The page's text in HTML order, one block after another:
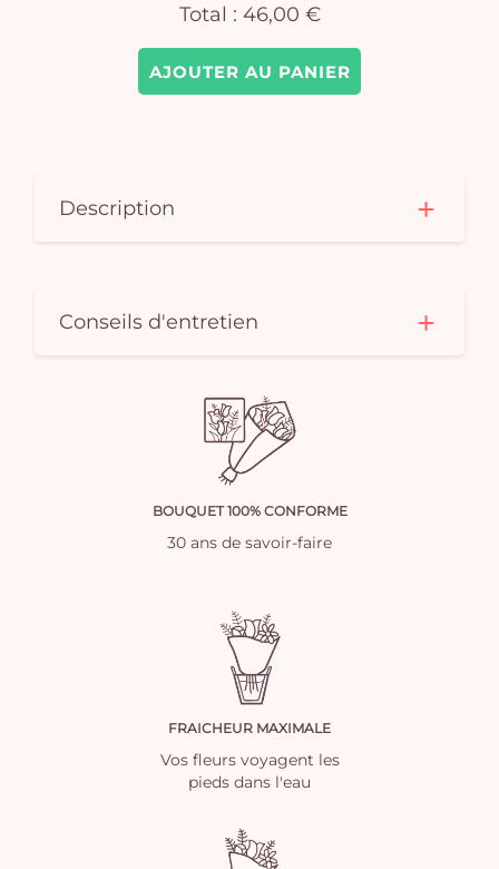
AJOUTER AU PANIER
Total : 46,00 €
Description
Conseils d'entretien
BOUQUET 100% CONFORME
30 ans de savoir-faire
FRAICHEUR MAXIMALE
Vos fleurs voyagent les
pieds dans l'eau